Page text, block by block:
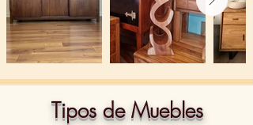
Tipos de Muebles